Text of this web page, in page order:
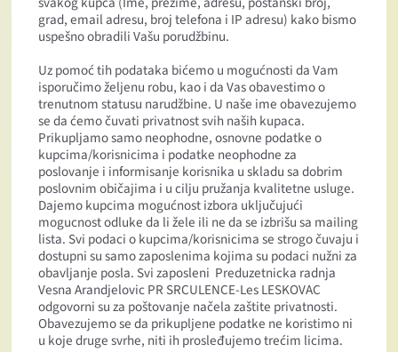
grad, email adresu, broj telefona i IP adresu) kako bismo
uspešno obradili Vašu porudžbinu.
Uz pomoć tih podataka bićemo u mogućnosti da Vam
isporučimo željenu robu, kao i da Vas obavestimo o
trenutnom statusu narudžbine. U naše ime obavezujemo
se da ćemo čuvati privatnost svih naših kupaca.
Prikupljamo samo neophodne, osnovne podatke o
kupcima/korisnicima i podatke neophodne za
poslovanje i informisanje korisnika u skladu sa dobrim
poslovnim običajima i u cilju pružanja kvalitetne usluge.
Dajemo kupcima mogućnost izbora uključujući
mogucnost odluke da li žele ili ne da se izbrišu sa mailing
lista. Svi podaci o kupcima/korisnicima se strogo čuvaju i
dostupni su samo zaposlenima kojima su podaci nužni za
obavljanje posla. Svi zaposleni Preduzetnicka radnja
Vesna Arandjelovic PR SRCULENCE-Les LESKOVAC
odgovorni su za poštovanje načela zaštite privatnosti.
Obavezujemo se da prikupljene podatke ne koristimo ni
u koje druge svrhe, niti ih prosleđujemo trećim licima.